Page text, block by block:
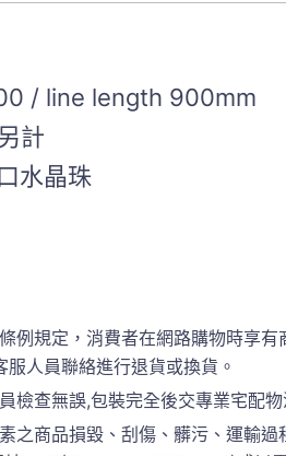
/ line length 900mm
計
水晶珠
例規定，消費者在網路購物時享
人員聯絡進行退貨或換貨。
檢查無誤,包裝完全後交專業宅配物
之商品損毀、刮傷、髒污、運輸